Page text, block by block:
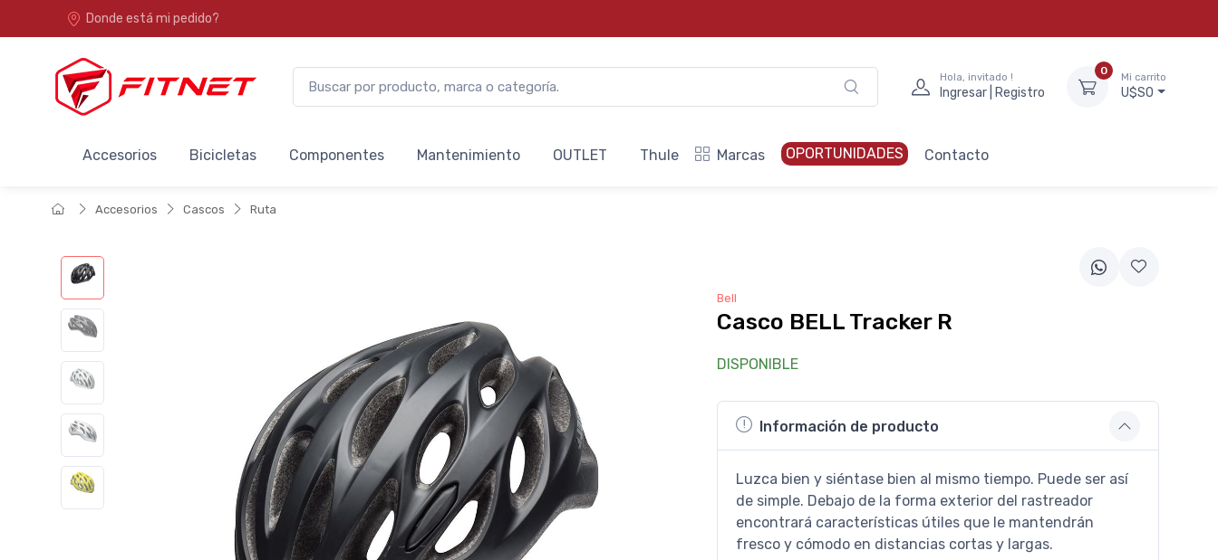
Donde está mi pedido?
Hola, invitado !
Ingresar | Registro
0
Mi carrito
U$S0
Accesorios Bicicletas Componentes Mantenimiento OUTLET Thule Marcas OPORTUNIDADES Contacto
Accesorios Cascos Ruta
Bell
Casco BELL Tracker R
DISPONIBLE
Información de producto
Luzca bien y siéntase bien al mismo tiempo. Puede ser así
de simple. Debajo de la forma exterior del rastreador
encontrará características útiles que le mantendrán
fresco y cómodo en distancias cortas y largas.